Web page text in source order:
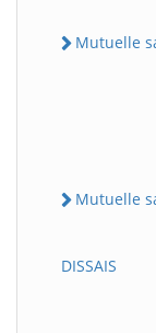
Mutuelle
Mutuelle
DISSAIS